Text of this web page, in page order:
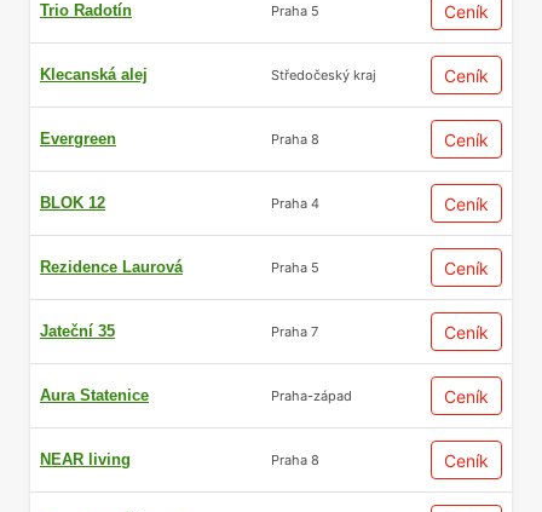
Trio Radotín Praha 5 Ceník
Klecanská alej Středočeský kraj Ceník
Evergreen Praha 8 Ceník
BLOK 12 Praha 4 Ceník
Rezidence Laurová Praha 5 Ceník
Jateční 35 Praha 7 Ceník
Aura Statenice Praha-západ Ceník
NEAR living Praha 8 Ceník